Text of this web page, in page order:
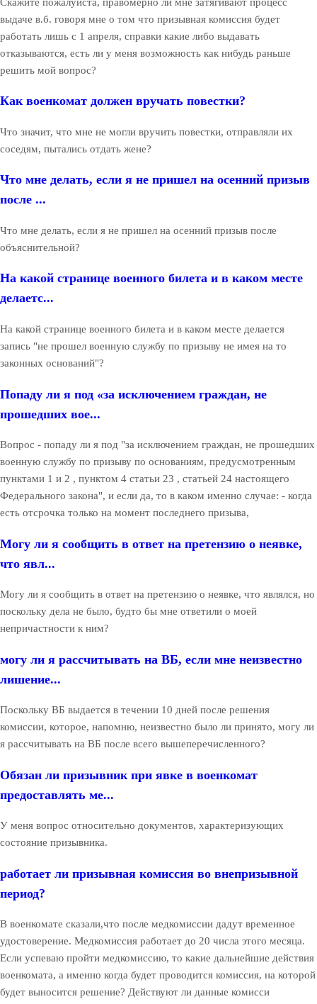
выдаче в.б. говоря мне о том что призывная комиссия будет
работать лишь с 1 апреля, справки какие либо выдавать
отказываются, есть ли у меня возможность как нибудь раньше
решить мой вопрос?
Как военкомат должен вручать повестки?
Что значит, что мне не могли вручить повестки, отправляли их
соседям, пытались отдать жене?
Что мне делать, если я не пришел на осенний призыв
после ...
Что мне делать, если я не пришел на осенний призыв после
объяснительной?
На какой странице военного билета и в каком месте
делаетс...
На какой странице военного билета и в каком месте делается
запись "не прошел военную службу по призыву не имея на то
законных оснований"?
Попаду ли я под «за исключением граждан, не
прошедших вое...
Вопрос - попаду ли я под "за исключением граждан, не прошедших
военную службу по призыву по основаниям, предусмотренным
пунктами 1 и 2 , пунктом 4 статьи 23 , статьей 24 настоящего
Федерального закона", и если да, то в каком именно случае: - когда
есть отсрочка только на момент последнего призыва,
Могу ли я сообщить в ответ на претензию о неявке,
что явл...
Могу ли я сообщить в ответ на претензию о неявке, что являлся, но
поскольку дела не было, будто бы мне ответили о моей
непричастности к ним?
могу ли я рассчитывать на ВБ, если мне неизвестно
лишение...
Поскольку ВБ выдается в течении 10 дней после решения
комиссии, которое, напомню, неизвестно было ли принято, могу ли
я рассчитывать на ВБ после всего вышеперечисленного?
Обязан ли призывник при явке в военкомат
предоставлять ме...
У меня вопрос относительно документов, характеризующих
состояние призывника.
работает ли призывная комиссия во внепризывной
период?
В военкомате сказали,что после медкомиссии дадут временное
удостоверение. Медкомиссия работает до 20 числа этого месяца.
Если успеваю пройти медкомиссию, то какие дальнейшие действия
военкомата, а именно когда будет проводится комиссия, на которой
будет выносится решение? Действуют ли данные комисси